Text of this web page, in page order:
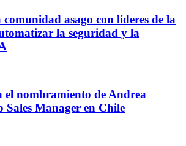
asago con líderes de la
la seguridad y la
el nombramiento de Andrea
Sales Manager en Chile